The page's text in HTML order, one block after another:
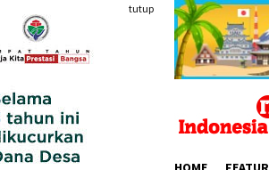
konten
tutup